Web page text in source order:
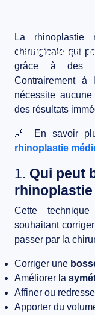
PROPOS
BLOG
CONTACT
La rhinoplastie
La rhinoplastie
chirurgicale qui
grâce à des
Contrairement à
nécessite
des résultats
🔗
En savoir
rhinoplastie
1. Qui peut
Cette
souhaitant
passer par la
Corriger une
Améliorer la
Affiner ou
Apporter du